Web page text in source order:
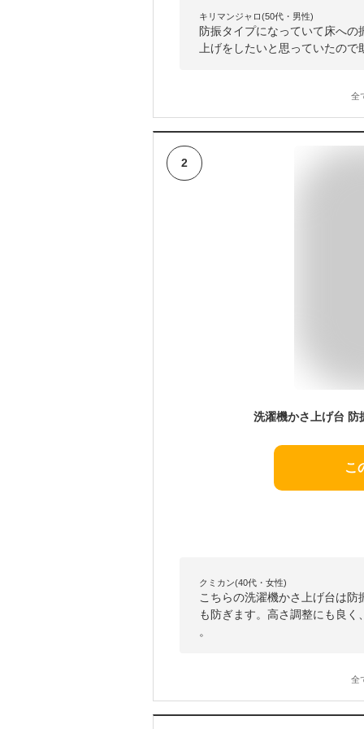
キリマンジャロ(50代・男性)
防振タイプになっていて床へ
上げをしたいと思っていたの
全
2
こ
クミカン(40代・女性)
こちらの洗濯機かさ上げ台は
も防ぎます。高さ調整にも良
。
全